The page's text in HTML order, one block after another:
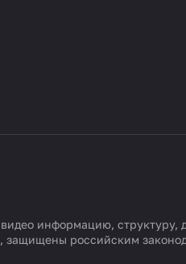
информацию,
защищены российским